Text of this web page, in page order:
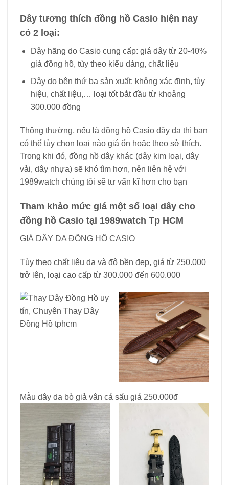
Dây tương thích đồng hồ Casio hiện nay
có 2 loại:
Dây hãng do Casio cung cấp: giá dây từ 20-40%
giá đồng hồ, tùy theo kiểu dáng, chất liệu
Dây do bên thứ ba sản xuất: không xác định, tùy
hiệu, chất liệu,… loại tốt bắt đầu từ khoảng
300.000 đồng
Thông thường, nếu là đồng hồ Casio dây da thì bạn
có thể tùy chọn loại nào giá ổn hoặc theo sở thích.
Trong khi đó, đồng hồ dây khác (dây kim loại, dây
vải, dây nhựa) sẽ khó tìm hơn, nên liên hệ với
1989watch chúng tôi sẽ tư vấn kĩ hơn cho bạn
Tham khảo mức giá một số loại dây cho
đồng hồ Casio tại 1989watch Tp HCM
GIÁ DÂY DA ĐỒNG HỒ CASIO
Tùy theo chất liệu da và độ bền đẹp, giá từ 250.000
trở lên, loại cao cấp từ 300.000 đến 600.000
Mẫu dây da bò giả vân cá sấu giá 250.000đ